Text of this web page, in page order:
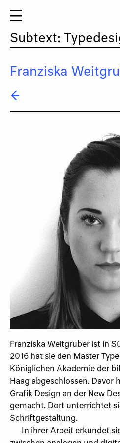
Subtext:
Franziska
Franziska Weitgruber ist in
2016 hat sie den Master
Königlichen Akademie der
Haag abgeschlossen. Davor
Grafik Design an der New
gemacht. Dort unterrichtet
Schriftgestaltung.
In ihrer Arbeit erkundet